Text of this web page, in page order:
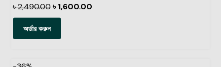
৳2,490.00 ৳1,600.00
অর্ডার করুন